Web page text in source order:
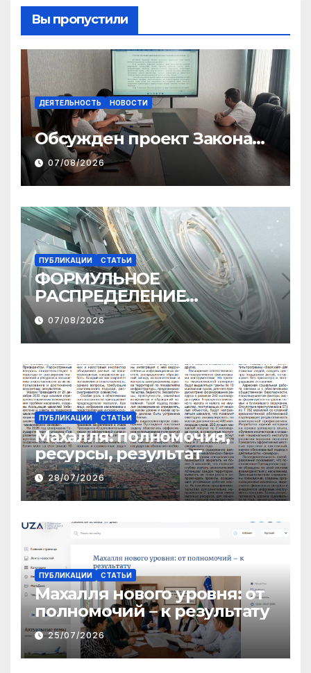
Вы пропустили
ДЕЯТЕЛЬНОСТЬ НОВОСТИ
Обсужден проект Закона
«О финансовом штрафе»
07/08/2026
ПУБЛИКАЦИИ СТАТЬИ
ФОРМУЛЬНОЕ
РАСПРЕДЕЛЕНИЕ
МЕЖБЮДЖЕТНЫХ
ТРАНСФЕРТОВ
07/08/2026
ПУБЛИКАЦИИ СТАТЬИ
Махалля:полномочия,
ресурсы, результат
28/07/2026
ПУБЛИКАЦИИ СТАТЬИ
Махалля нового уровня: от
полномочий – к результату
25/07/2026